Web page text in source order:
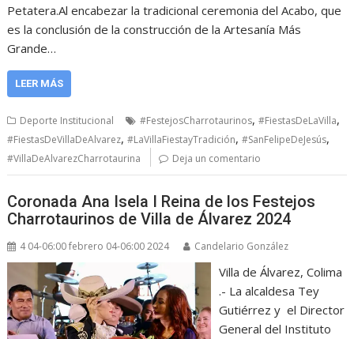
Petatera.Al encabezar la tradicional ceremonia del Acabo, que
es la conclusión de la construcción de la Artesanía Más
Grande…
LEER MÁS
Deporte Institucional #FestejosCharrotaurinos,#FiestasDeLaVilla,
#FiestasDeVillaDeAlvarez,#LaVillaFiestayTradición,#SanFelipeDeJesús,
#VillaDeAlvarezCharrotaurina Deja un comentario
Coronada Ana Isela I Reina de los Festejos
Charrotaurinos de Villa de Álvarez 2024
4 04-06:00 febrero 04-06:00 2024 Candelario González
Villa de Álvarez, Colima
.- La alcaldesa Tey
Gutiérrez y el Director
General del Instituto